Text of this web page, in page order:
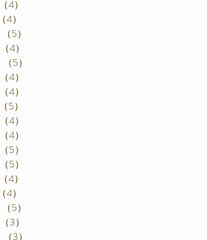
（4）
（4）
（5）
（4）
（5）
（4）
（4）
（5）
（4）
（4）
（5）
（5）
（4）
（4）
（5）
（3）
（3）